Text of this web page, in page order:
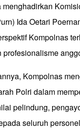
menghadirkan
Ida Oetari
Kompolnas
profesionalisme
Kompolnas
Polri dalam
pelindung,
seluruh